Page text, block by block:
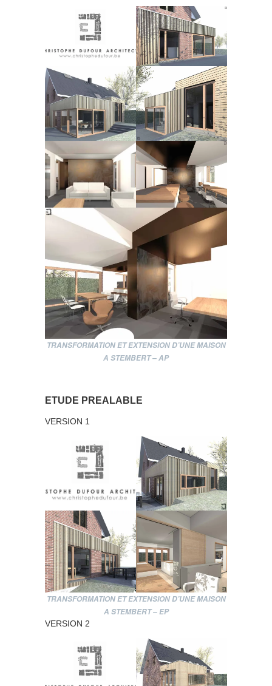
TRANSFORMATION ET EXTENSION D’UNE MAISON
A STEMBERT – AP
ETUDE PREALABLE
VERSION 1
TRANSFORMATION ET EXTENSION D’UNE MAISON
A STEMBERT – EP
VERSION 2